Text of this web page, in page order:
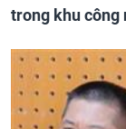
trong khu công